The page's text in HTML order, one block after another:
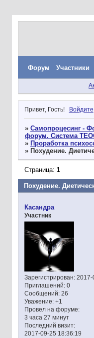
Форум Участники
Привет, Гость! Войдите
» Самопроцесинг -
форум. Система
» Проработка
» Похудение.
Похудение.
Страница: 1
Касандра
Участник
Зарегистрирован: 2017-
Приглашений:0
Сообщений:26
Уважение: +1
Провел на форуме:
3 часа 27 минут
Последний визит:
2017-09-25 18:36:19